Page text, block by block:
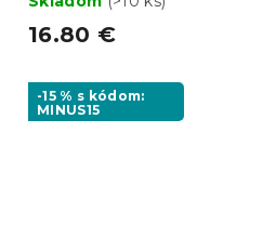
16.80 €
-15 % s kódom:
MINUS15